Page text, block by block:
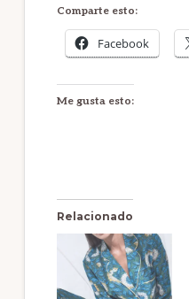
Comparte esto:
Facebook
Me gusta esto:
Relacionado